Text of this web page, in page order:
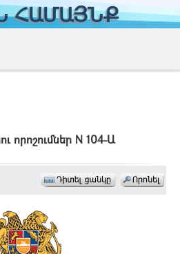
ՀԱՄԱՅՆՔ
որոշումներ N 104-Ա